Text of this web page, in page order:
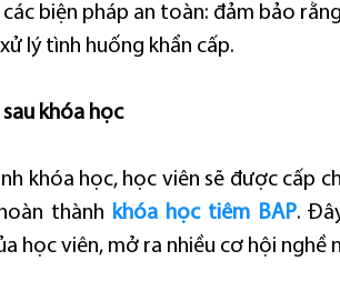
biện pháp an toàn: đảm bảo
lý tình huống khẩn cấp.
khóa học
khóa học, học viên sẽ được cấp
thành khóa học tiêm BAP.
học viên, mở ra nhiều cơ hội